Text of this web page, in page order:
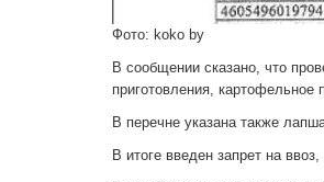
Фото: koko by
В сообщении сказано, что
приготовления, картофельное
В перечне указана также
В итоге введен запрет на